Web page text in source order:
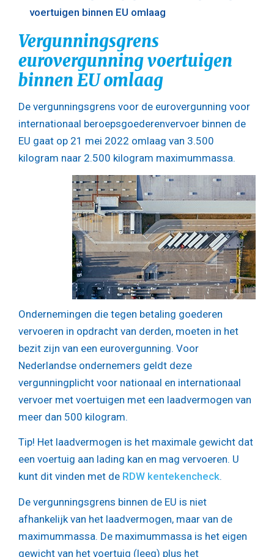
voertuigen binnen EU omlaag
Vergunningsgrens
eurovergunning voertuigen
binnen EU omlaag
De vergunningsgrens voor de eurovergunning voor
internationaal beroepsgoederenvervoer binnen de
EU gaat op 21 mei 2022 omlaag van 3.500
kilogram naar 2.500 kilogram maximummassa.
Ondernemingen die tegen betaling goederen
vervoeren in opdracht van derden, moeten in het
bezit zijn van een eurovergunning. Voor
Nederlandse ondernemers geldt deze
vergunningplicht voor nationaal en internationaal
vervoer met voertuigen met een laadvermogen van
meer dan 500 kilogram.
Tip! Het laadvermogen is het maximale gewicht dat
een voertuig aan lading kan en mag vervoeren. U
kunt dit vinden met de RDW kentekencheck.
De vergunningsgrens binnen de EU is niet
afhankelijk van het laadvermogen, maar van de
maximummassa. De maximummassa is het eigen
gewicht van het voertuig (leeg) plus het